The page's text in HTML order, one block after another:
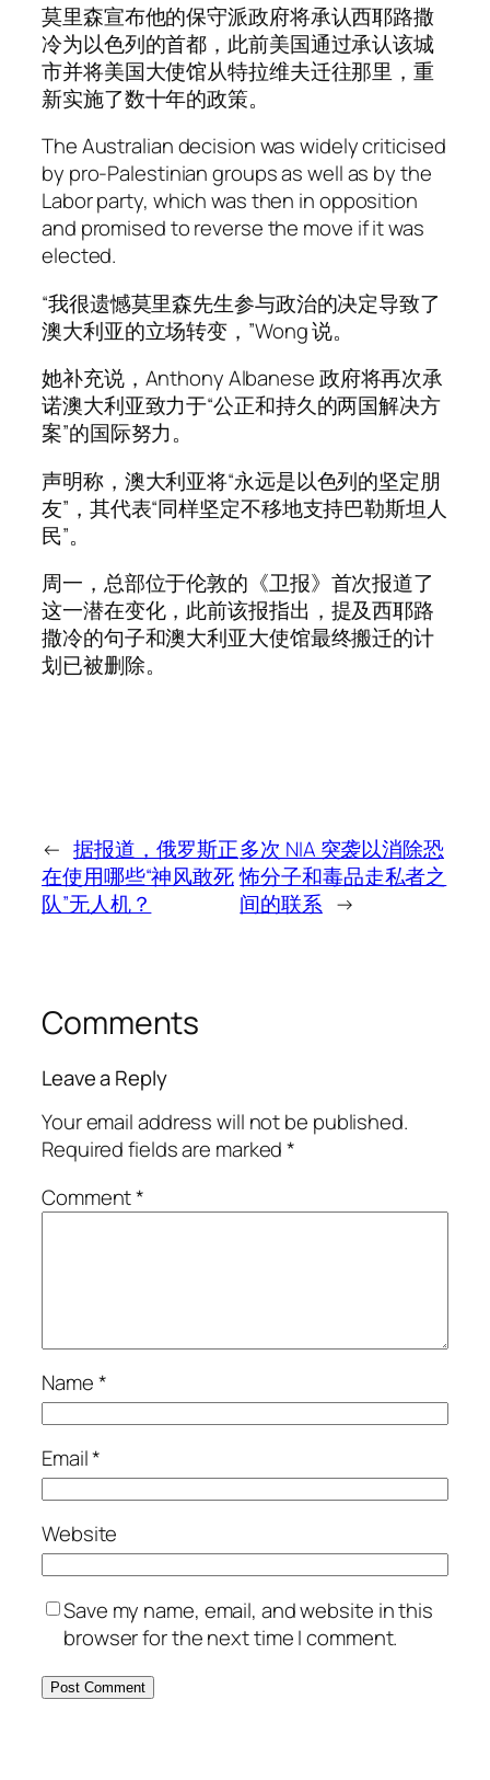
莫里森宣布他的保守派政府将承认西耶路撒
冷为以色列的首都，此前美国通过承认该城
市并将美国大使馆从特拉维夫迁往那里，重
新实施了数十年的政策。
The Australian decision was widely criticised
by pro-Palestinian groups as well as by the
Labor party, which was then in opposition
and promised to reverse the move if it was
elected.
“我很遗憾莫里森先生参与政治的决定导致了
澳大利亚的立场转变，”Wong 说。
她补充说，Anthony Albanese 政府将再次承
诺澳大利亚致力于“公正和持久的两国解决方
案”的国际努力。
声明称，澳大利亚将“永远是以色列的坚定朋
友”，其代表“同样坚定不移地支持巴勒斯坦人
民”。
周一，总部位于伦敦的《卫报》首次报道了
这一潜在变化，此前该报指出，提及西耶路
撒冷的句子和澳大利亚大使馆最终搬迁的计
划已被删除。
← 据报道，俄罗斯正
在使用哪些“神风敢死
队”无人机？
多次 NIA 突袭以消除恐
怖分子和毒品走私者之
间的联系 →
Comments
Leave a Reply
Your email address will not be published.
Required fields are marked*
Comment*
Name*
Email*
Website
Save my name, email, and website in this
browser for the next time I comment.